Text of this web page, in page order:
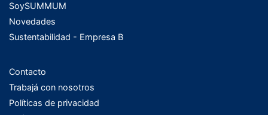
SoySUMMUM
Novedades
Sustentabilidad - Empresa B
Contacto
Trabajá con nosotros
Políticas de privacidad